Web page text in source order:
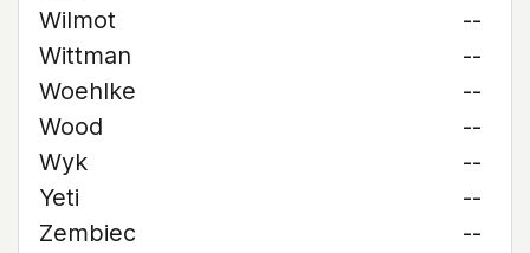
Wilmot
--
Wittman
--
Woehlke
--
Wood
--
Wyk
--
Yeti
--
Zembiec
--